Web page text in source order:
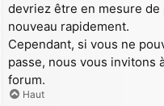
devriez être en mesure
nouveau rapidement.
Cependant, si vous ne
passe, nous vous invitons
forum.
Haut